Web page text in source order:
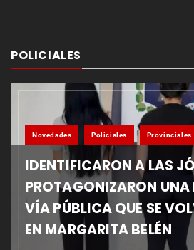
POLICIALES
Novedades Policiales Provinciales
IDENTIFICARON A LAS
PROTAGONIZARON UNA
VÍA PÚBLICA QUE SE
EN MARGARITA BELÉN